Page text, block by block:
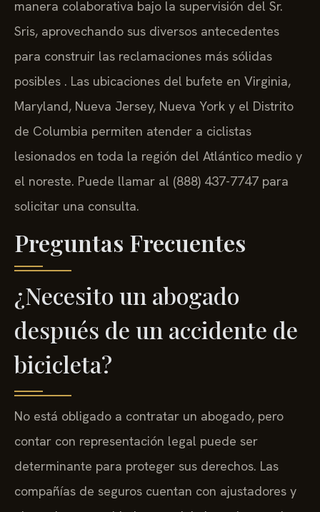
manera colaborativa bajo la supervisión del Sr.
Sris, aprovechando sus diversos antecedentes
para construir las reclamaciones más sólidas
posibles . Las ubicaciones del bufete en Virginia,
Maryland, Nueva Jersey, Nueva York y el Distrito
de Columbia permiten atender a ciclistas
lesionados en toda la región del Atlántico medio y
el noreste. Puede llamar al (888) 437-7747 para
solicitar una consulta.
Preguntas Frecuentes
¿Necesito un abogado
después de un accidente de
bicicleta?
No está obligado a contratar un abogado, pero
contar con representación legal puede ser
determinante para proteger sus derechos. Las
compañías de seguros cuentan con ajustadores y